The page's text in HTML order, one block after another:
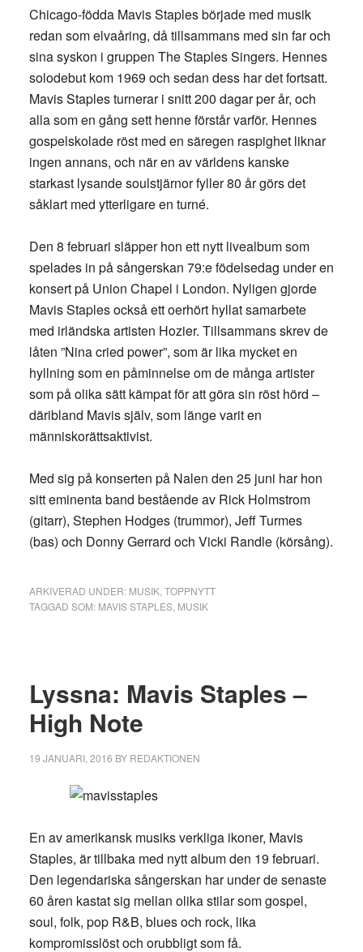
Chicago-födda Mavis Staples började med musik
redan som elvaåring, då tillsammans med sin far och
sina syskon i gruppen The Staples Singers. Hennes
solodebut kom 1969 och sedan dess har det fortsatt.
Mavis Staples turnerar i snitt 200 dagar per år, och
alla som en gång sett henne förstår varför. Hennes
gospelskolade röst med en säregen raspighet liknar
ingen annans, och när en av världens kanske
starkast lysande soulstjärnor fyller 80 år görs det
såklart med ytterligare en turné.
Den 8 februari släpper hon ett nytt livealbum som
spelades in på sångerskan 79:e födelsedag under en
konsert på Union Chapel i London. Nyligen gjorde
Mavis Staples också ett oerhört hyllat samarbete
med irländska artisten Hozier. Tillsammans skrev de
låten ”Nina cried power”, som är lika mycket en
hyllning som en påminnelse om de många artister
som på olika sätt kämpat för att göra sin röst hörd –
däribland Mavis själv, som länge varit en
människorättsaktivist.
Med sig på konserten på Nalen den 25 juni har hon
sitt eminenta band bestående av Rick Holmstrom
(gitarr), Stephen Hodges (trummor), Jeff Turmes
(bas) och Donny Gerrard och Vicki Randle (körsång).
ARKIVERAD UNDER: MUSIK, TOPPNYTT
TAGGAD SOM: MAVIS STAPLES, MUSIK
Lyssna: Mavis Staples –
High Note
19 JANUARI, 2016 BY REDAKTIONEN
En av amerikansk musiks verkliga ikoner, Mavis
Staples, är tillbaka med nytt album den 19 februari.
Den legendariska sångerskan har under de senaste
60 åren kastat sig mellan olika stilar som gospel,
soul, folk, pop R&B, blues och rock, lika
kompromisslöst och orubbligt som få.